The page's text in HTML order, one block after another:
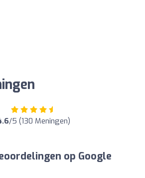
/5 (130 Meningen)
op Google